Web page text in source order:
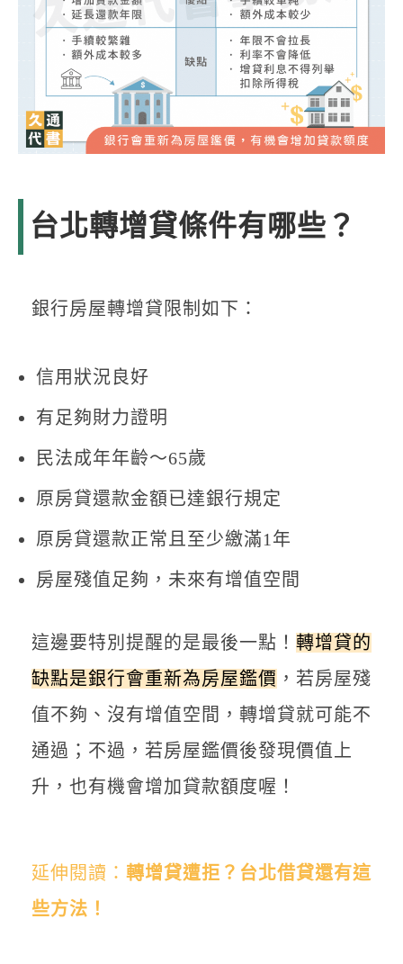
台北轉增貸條件有哪些？
銀行房屋轉增貸限制如下：
信用狀況良好
有足夠財力證明
民法成年年齡～65歲
原房貸還款金額已達銀行規定
原房貸還款正常且至少繳滿1年
房屋殘值足夠，未來有增值空間
這邊要特別提醒的是最後一點！ 轉增貸的
缺點是銀行會重新為房屋鑑價 ，若房屋殘
值不夠、沒有增值空間，轉增貸就可能不
通過；不過，若房屋鑑價後發現價值上
升，也有機會增加貸款額度喔！
延伸閱讀： 轉增貸遭拒？台北借貸還有這
些方法！